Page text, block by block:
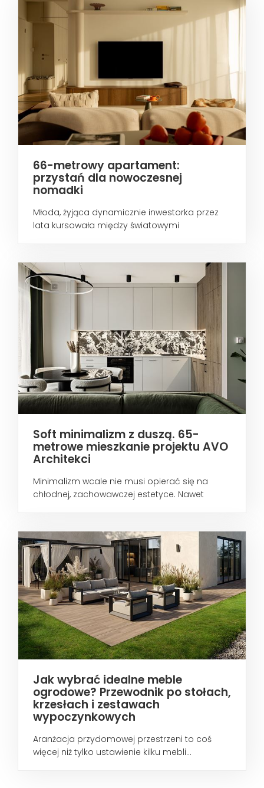
66-metrowy apartament:
przystań dla nowoczesnej
nomadki
Młoda, żyjąca dynamicznie inwestorka przez
lata kursowała między światowymi
Soft minimalizm z duszą. 65-
metrowe mieszkanie projektu AVO
Architekci
Minimalizm wcale nie musi opierać się na
chłodnej, zachowawczej estetyce. Nawet
Jak wybrać idealne meble
ogrodowe? Przewodnik po stołach,
krzesłach i zestawach
wypoczynkowych
Aranżacja przydomowej przestrzeni to coś
więcej niż tylko ustawienie kilku mebli...